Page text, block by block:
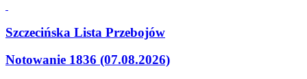
Szczecińska Lista Przebojów
Notowanie 1836 (07.08.2026)